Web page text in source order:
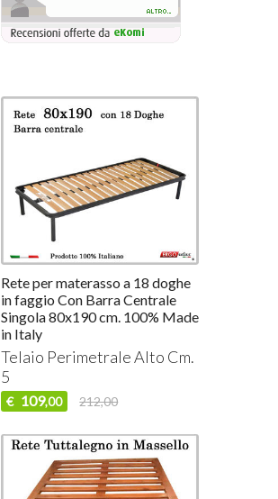
Rete per materasso a 18 doghe
in faggio Con Barra Centrale
Singola 80x190 cm. 100% Made
in Italy
Telaio Perimetrale Alto Cm.
5
€ 109,00 212,00